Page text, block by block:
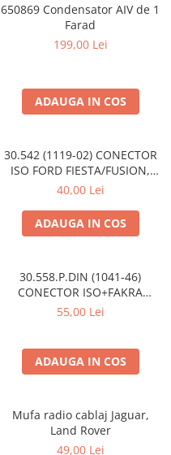
650869 Condensator AIV de 1
Farad
199,00 Lei
ADAUGA IN COS
30.542 (1119-02) CONECTOR
ISO FORD FIESTA/FUSION,
2002-2005
40,00 Lei
ADAUGA IN COS
30.558.P.DIN (1041-46)
CONECTOR ISO+FAKRA
CITROEN, 2003>
55,00 Lei
ADAUGA IN COS
Mufa radio cablaj Jaguar,
Land Rover
49,00 Lei